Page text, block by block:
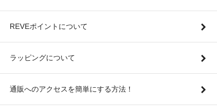
REVEポイントについて
ラッピングについて
通販へのアクセスを簡単にする方法！